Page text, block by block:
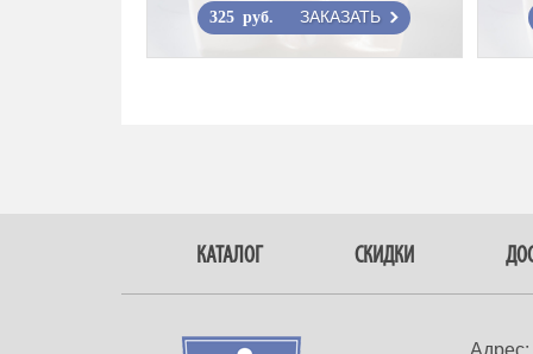
325 руб. ЗАКАЗАТЬ
КАТАЛОГ СКИДКИ